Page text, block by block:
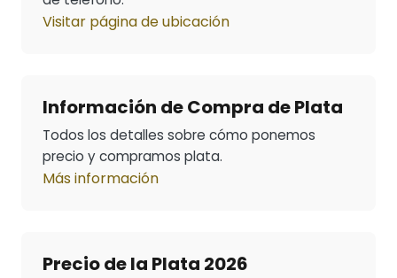
Visitar página de ubicación
Información de Compra de Plata
Todos los detalles sobre cómo ponemos
precio y compramos plata.
Más información
Precio de la Plata 2026